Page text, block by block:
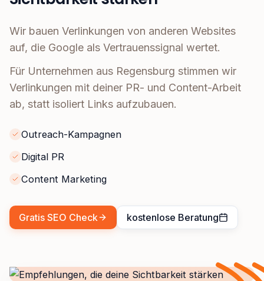
Wir bauen Verlinkungen von anderen Websites
auf, die Google als Vertrauenssignal wertet.
Für Unternehmen aus Regensburg stimmen wir
Verlinkungen mit deiner PR- und Content-Arbeit
ab, statt isoliert Links aufzubauen.
Outreach-Kampagnen
Digital PR
Content Marketing
Gratis SEO Check kostenlose Beratung